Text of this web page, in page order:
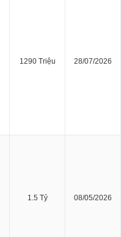
1290 Triệu 28/07/2026
1.5 Tỷ 08/05/2026